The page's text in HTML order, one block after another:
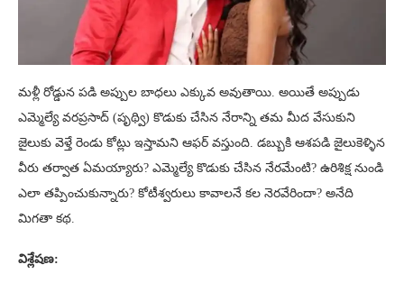
మళ్లీ రోడ్డున పడి అప్పుల బాధలు ఎక్కువ అవుతాయి. అయితే అప్పుడు
ఎమ్మెల్యే వరప్రసాద్ (పృథ్వి) కొడుకు చేసిన నేరాన్ని తమ మీద వేసుకుని
జైలుకు వెళ్తే రెండు కోట్లు ఇస్తామని ఆఫర్ వస్తుంది. డబ్బుకి ఆశపడి జైలుకెళ్ళిన
వీరు తర్వాత ఏమయ్యారు? ఎమ్మెల్యే కొడుకు చేసిన నేరమేంటి? ఉరిశిక్ష నుండి
ఎలా తప్పించుకున్నారు? కోటీశ్వరులు కావాలనే కల నెరవేరిందా? అనేది
మిగతా కథ.
విశ్లేషణ: